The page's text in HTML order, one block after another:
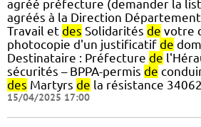
agréé préfecture (demander la
agréés à la Direction
Travail et des Solidarités de votre
photocopie d'un justificatif de
Destinataire : Préfecture de
sécurités – BPPA-permis de
des Martyrs de la résistance
15/04/2025 17:00